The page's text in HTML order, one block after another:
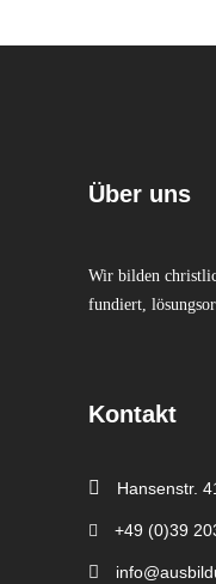
Über uns
Wir bilden
fundiert,
Kontakt
Hansenstr.
+49 (0)39